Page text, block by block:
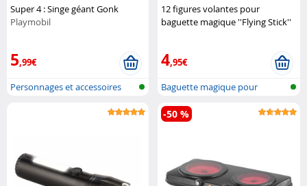
Super 4 : Singe géant Gonk
Playmobil
5,99€
Personnages et accessoires
12 figures volantes pour
baguette magique ''Flying Stick''
4,95€
Baguette magique pour
figures volan...
-50 %